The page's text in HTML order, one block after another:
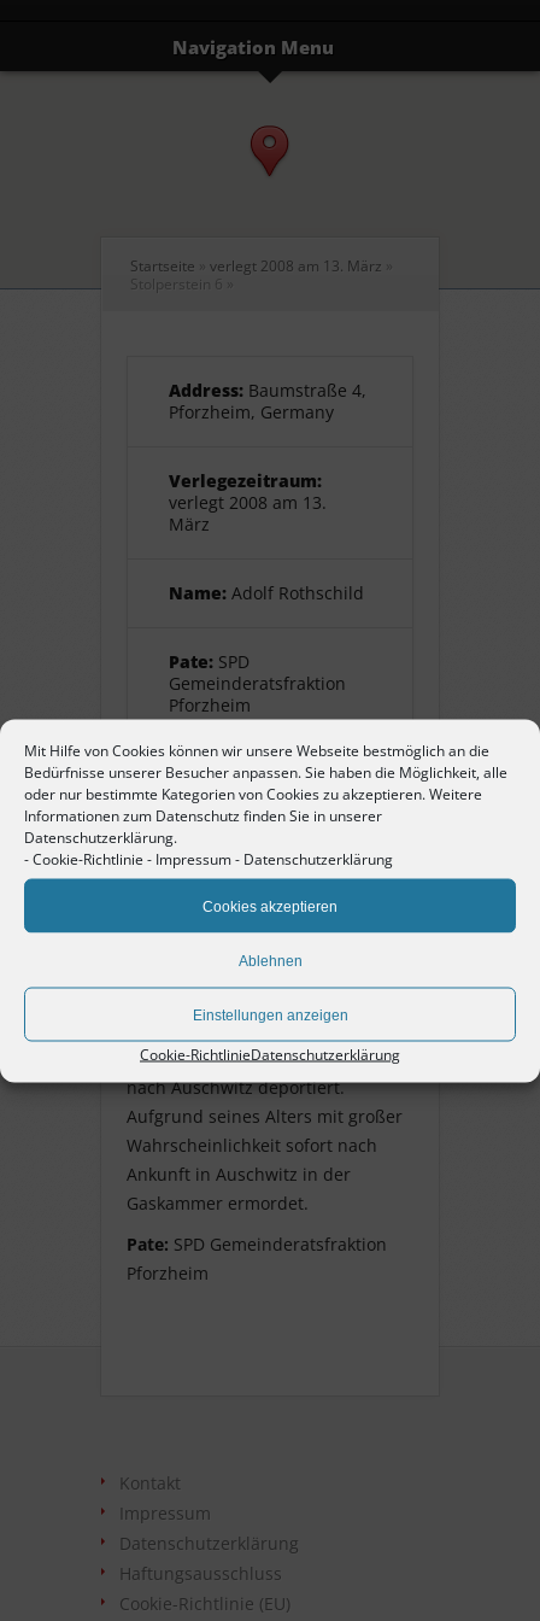
Mit Hilfe von Cookies können wir unsere Webseite bestmöglich an die
Bedürfnisse unserer Besucher anpassen. Sie haben die Möglichkeit, alle
oder nur bestimmte Kategorien von Cookies zu akzeptieren. Weitere
Informationen zum Datenschutz finden Sie in unserer
Datenschutzerklärung.
-Cookie-Richtlinie - Impressum- Datenschutzerklärung
Cookies akzeptieren
Ablehnen
Einstellungen anzeigen
Cookie-RichtlinieDatenschutzerklärung
Navigation Menu
Startseite » verlegt 2008 am 13. März »
Stolperstein 6 »
Address: Baumstraße 4,
Pforzheim, Germany
Verlegezeitraum:
verlegt 2008 am 13.
März
Name: Adolf Rothschild
Pate: SPD
Gemeinderatsfraktion
Pforzheim
Adolf Rothschild
geb. 19. Juni 1869 in Öhringen,
Jude. Uhrengroßhändler. Ehemann
von Johanna Hermine, geborene
22. Oktober 1940 deportiert nach
Internierungslager Drancy, und
von da am 28. August 1942 weiter
nach Auschwitz deportiert.
Aufgrund seines Alters mit großer
Wahrscheinlichkeit sofort nach
Ankunft in Auschwitz in der
Gaskammer ermordet.
Pate: SPD Gemeinderatsfraktion
Pforzheim
Kontakt
Impressum
Datenschutzerklärung
Haftungsausschluss
Cookie-Richtlinie (EU)